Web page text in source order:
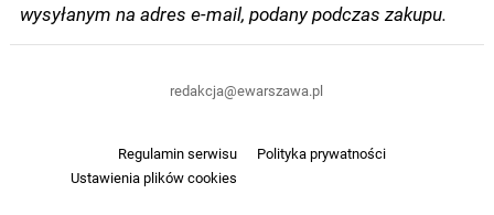
wysyłanym na adres e-mail, podany podczas zakupu.
Regulamin serwisu
Polityka prywatności
Ustawienia plików cookies
redakcja@ewarszawa.pl